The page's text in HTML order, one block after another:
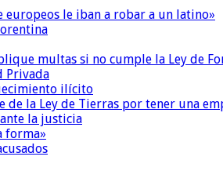
le iban a robar a un latino»
multas si no cumple la Ley de
Privada
ilícito
la Ley de Tierras por tener una
la justicia
forma»